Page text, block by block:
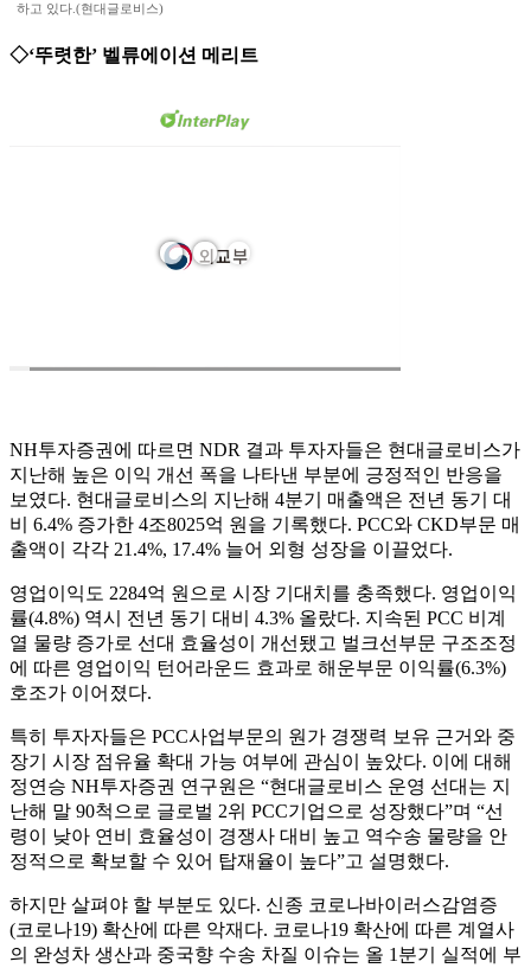
하고 있다.(현대글로비스)
◇‘뚜렷한’ 벨류에이션 메리트
NH투자증권에 따르면 NDR 결과 투자자들은 현대글로비스가
지난해 높은 이익 개선 폭을 나타낸 부분에 긍정적인 반응을
보였다. 현대글로비스의 지난해 4분기 매출액은 전년 동기 대
비 6.4% 증가한 4조8025억 원을 기록했다. PCC와 CKD부문 매
출액이 각각 21.4%, 17.4% 늘어 외형 성장을 이끌었다.
영업이익도 2284억 원으로 시장 기대치를 충족했다. 영업이익
률(4.8%) 역시 전년 동기 대비 4.3% 올랐다. 지속된 PCC 비계
열 물량 증가로 선대 효율성이 개선됐고 벌크선부문 구조조정
에 따른 영업이익 턴어라운드 효과로 해운부문 이익률(6.3%)
호조가 이어졌다.
특히 투자자들은 PCC사업부문의 원가 경쟁력 보유 근거와 중
장기 시장 점유율 확대 가능 여부에 관심이 높았다. 이에 대해
정연승 NH투자증권 연구원은 “현대글로비스 운영 선대는 지
난해 말 90척으로 글로벌 2위 PCC기업으로 성장했다”며 “선
령이 낮아 연비 효율성이 경쟁사 대비 높고 역수송 물량을 안
정적으로 확보할 수 있어 탑재율이 높다”고 설명했다.
하지만 살펴야 할 부분도 있다. 신종 코로나바이러스감염증
(코로나19) 확산에 따른 악재다. 코로나19 확산에 따른 계열사
의 완성차 생산과 중국향 수송 차질 이슈는 올 1분기 실적에 부